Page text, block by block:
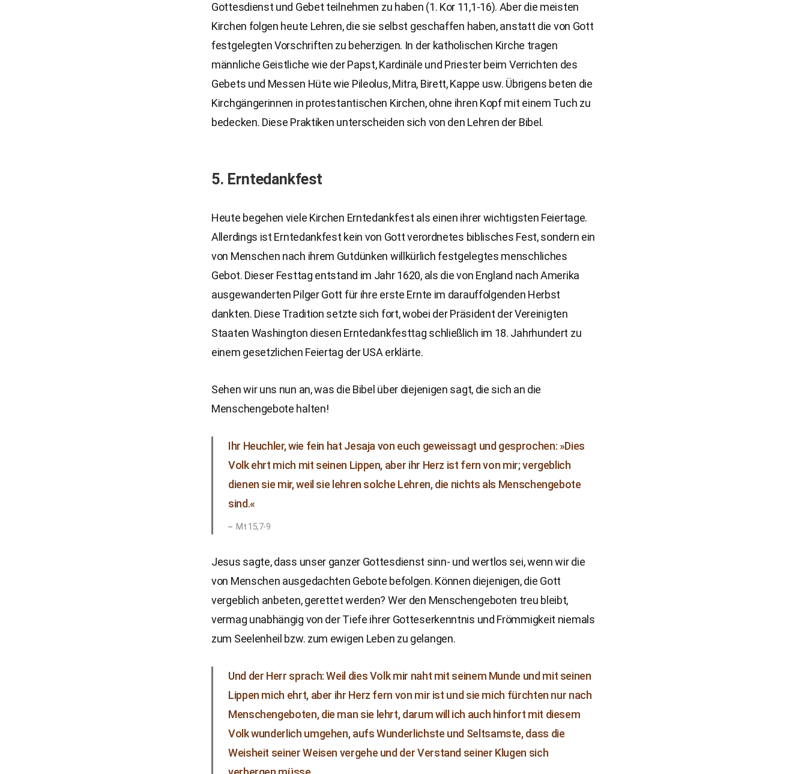
Gottesdienst und Gebet teilnehmen zu haben (1. Kor 11,1-16). Aber die meisten
Kirchen folgen heute Lehren, die sie selbst geschaffen haben, anstatt die von Gott
festgelegten Vorschriften zu beherzigen. In der katholischen Kirche tragen
männliche Geistliche wie der Papst, Kardinäle und Priester beim Verrichten des
Gebets und Messen Hüte wie Pileolus, Mitra, Birett, Kappe usw. Übrigens beten die
Kirchgängerinnen in protestantischen Kirchen, ohne ihren Kopf mit einem Tuch zu
bedecken. Diese Praktiken unterscheiden sich von den Lehren der Bibel.
5. Erntedankfest
Heute begehen viele Kirchen Erntedankfest als einen ihrer wichtigsten Feiertage.
Allerdings ist Erntedankfest kein von Gott verordnetes biblisches Fest, sondern ein
von Menschen nach ihrem Gutdünken willkürlich festgelegtes menschliches
Gebot. Dieser Festtag entstand im Jahr 1620, als die von England nach Amerika
ausgewanderten Pilger Gott für ihre erste Ernte im darauffolgenden Herbst
dankten. Diese Tradition setzte sich fort, wobei der Präsident der Vereinigten
Staaten Washington diesen Erntedankfesttag schließlich im 18. Jahrhundert zu
einem gesetzlichen Feiertag der USA erklärte.
Sehen wir uns nun an, was die Bibel über diejenigen sagt, die sich an die
Menschengebote halten!
Ihr Heuchler, wie fein hat Jesaja von euch geweissagt und gesprochen: »Dies
Volk ehrt mich mit seinen Lippen, aber ihr Herz ist fern von mir; vergeblich
dienen sie mir, weil sie lehren solche Lehren, die nichts als Menschengebote
sind.«
Mt 15,7-9
Jesus sagte, dass unser ganzer Gottesdienst sinn- und wertlos sei, wenn wir die
von Menschen ausgedachten Gebote befolgen. Können diejenigen, die Gott
vergeblich anbeten, gerettet werden? Wer den Menschengeboten treu bleibt,
vermag unabhängig von der Tiefe ihrer Gotteserkenntnis und Frömmigkeit niemals
zum Seelenheil bzw. zum ewigen Leben zu gelangen.
Und der Herr sprach: Weil dies Volk mir naht mit seinem Munde und mit seinen
Lippen mich ehrt, aber ihr Herz fern von mir ist und sie mich fürchten nur nach
Menschengeboten, die man sie lehrt, darum will ich auch hinfort mit diesem
Volk wunderlich umgehen, aufs Wunderlichste und Seltsamste, dass die
Weisheit seiner Weisen vergehe und der Verstand seiner Klugen sich